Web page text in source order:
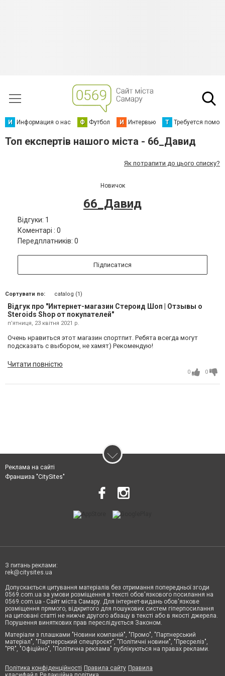
И Информация о нас Ф Футбол И Интервью Т Требуется
Топ експертів нашого міста - 66_Давид
Як потрапити до цього списку?
Новичок
66_Давид
Відгуки: 1
Коментарі : 0
Передплатників: 0
Підписатися
Сортувати по: catalog (1)
Відгук про "Интернет-магазин Стероид Шоп | Отзывы о
Steroids Shop от покупателей"
пʼятниця, 23 квітня 2021 р.
Очень нравиться этот магазин спортпит. Ребята всегда могут
подсказать с выбором, не хамят) Рекомендую!
Читати повністю
0 0
Реклама на сайті
Франшиза "CitySites"
З питань реклами:
rek@citysites.ua
Допускається цитування матеріалів без отримання попередньої згоди
0569.com.ua за умови розміщення в тексті обов'язкового посилання на
0569.com.ua - Сайт міста Самару. Для інтернет-видань обов'язкове
розміщення прямого, відкритого для пошукових систем гіперпосилання
на цитовані статті не нижче другого абзацу в тексті або в якості джерела.
Порушення виняткових прав переслідується Законом.
Матеріали з плашками "Новини компаній", "Промо", "Партнерський
матеріал", "Партнерський спецпроєкт", "Політичні новини", "Пресреліз",
"PR", "Офіційно", "Політична реклама" публікуються на правах реклами.
Політика конфіденційності Правила сайту Правила